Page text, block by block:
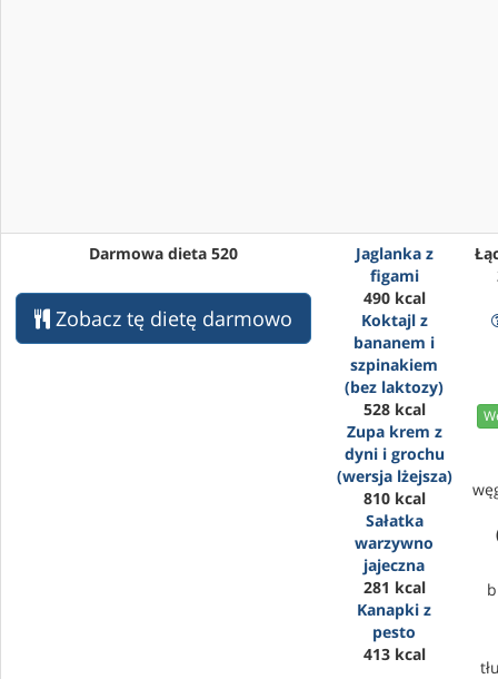
Darmowa dieta 520
Zobacz tę dietę darmowo
Jaglanka z
figami
490 kcal
Koktajl z
bananem i
szpinakiem
(bez laktozy)
528 kcal
Zupa krem z
dyni i grochu
(wersja lżejsza)
810 kcal
Sałatka
warzywno
jajeczna
281 kcal
Kanapki z
pesto
413 kcal